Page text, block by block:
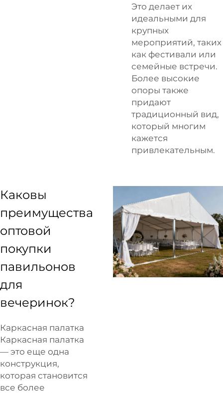
Это делает их
идеальными для
крупных
мероприятий, таких
как фестивали или
семейные встречи.
Более высокие
опоры также
придают
традиционный вид,
который многим
кажется
привлекательным.
Каковы
преимущества
оптовой
покупки
павильонов
для
вечеринок?
Каркасная палатка
Каркасная палатка
— это еще одна
конструкция,
которая становится
все более